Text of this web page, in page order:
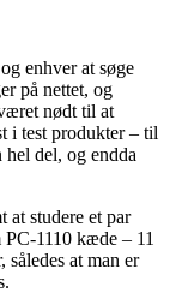
enhver at søge
på nettet, og
nødt til at
i test produkter – til
del, og endda
at studere et par
1110 kæde – 11
at man er